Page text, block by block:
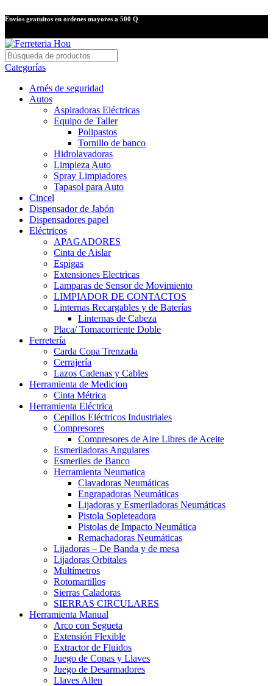
Envíos gratuitos en ordenes mayores a 500 Q
Categorías
Arnés de seguridad
Autos
Aspiradoras Eléctricas
Equipo de Taller
Polipastos
Tornillo de banco
Hidrolavadoras
Limpieza Auto
Spray Limpiadores
Tapasol para Auto
Cincel
Dispensador de Jabón
Dispensadores papel
Eléctricos
APAGADORES
Cinta de Aislar
Espigas
Extensiones Electricas
Lamparas de Sensor de Movimiento
LIMPIADOR DE CONTACTOS
Linternas Recargables y de Baterías
Linternas de Cabeza
Placa/ Tomacorriente Doble
Ferretería
Carda Copa Trenzada
Cerrajería
Lazos Cadenas y Cables
Herramienta de Medicion
Cinta Métrica
Herramienta Eléctrica
Cepillos Eléctricos Industriales
Compresores
Compresores de Aire Libres de Aceite
Esmeriladoras Angulares
Esmeriles de Banco
Herramienta Neumatica
Clavadoras Neumáticas
Engrapadoras Neumáticas
Lijadoras y Esmeriladoras Neumáticas
Pistola Sopleteadora
Pistolas de Impacto Neumática
Remachadoras Neumáticas
Lijadoras – De Banda y de mesa
Lijadoras Orbitales
Multímetros
Rotomartillos
Sierras Caladoras
SIERRAS CIRCULARES
Herramienta Manual
Arco con Segueta
Extensión Flexible
Extractor de Fluidos
Juego de Copas y Llaves
Juego de Desarmadores
Llaves Allen